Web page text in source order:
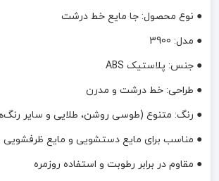
● نوع محصول: جا مایع خط درشت
● مدل: 3900
● جنس: پلاستیک ABS
● طراحی: خط درشت و مدرن
● رنگ: متنوع (طوسی روشن، طلایی و سایر
● مناسب برای مایع دستشویی و مایع ظرفشویی
● مقاوم در برابر رطوبت و استفاده روزمره